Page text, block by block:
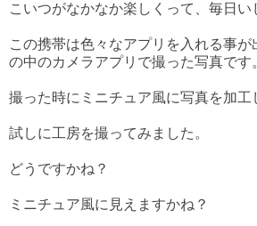
こいつがなかなか楽しくって、毎日い
この携帯は色々なアプリを入れる事
の中のカメラアプリで撮った写真です
撮った時にミニチュア風に写真を加工
試しに工房を撮ってみました。
どうですかね？
ミニチュア風に見えますかね？